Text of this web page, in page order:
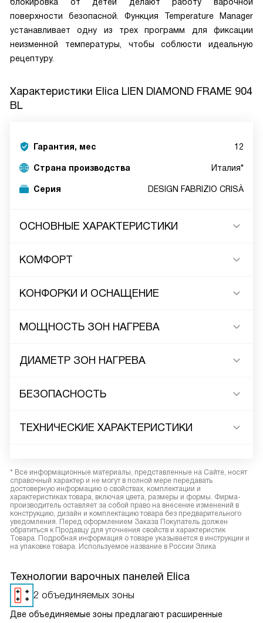
поверхности безопасной. Функция Temperature Manager
устанавливает одну из трех программ для фиксации
неизменной температуры, чтобы соблюсти идеальную
рецептуру.
Характеристики Elica LIEN DIAMOND FRAME 904
BL
Гарантия, мес 12
Страна производства Италия*
Серия DESIGN FABRIZIO CRISÀ
ОСНОВНЫЕ ХАРАКТЕРИСТИКИ
КОМФОРТ
КОНФОРКИ И ОСНАЩЕНИЕ
МОЩНОСТЬ ЗОН НАГРЕВА
ДИАМЕТР ЗОН НАГРЕВА
БЕЗОПАСНОСТЬ
ТЕХНИЧЕСКИЕ ХАРАКТЕРИСТИКИ
* Все информационные материалы, представленные на Сайте, носят
справочный характер и не могут в полной мере передавать
достоверную информацию о свойствах, комплектации и
характеристиках товара, включая цвета, размеры и формы. Фирма-
производитель оставляет за собой право на внесение изменений в
конструкцию, дизайн и комплектацию товара без предварительного
уведомления. Перед оформлением Заказа Покупатель должен
обратиться к Продавцу для уточнения свойств и характеристик
Товара. Подробная информация о товаре указывается в инструкции и
на упаковке товара. Используемое название в России Элика
Технологии варочных панелей Elica
2 объединяемых зоны
Две объединяемые зоны предлагают расширенные